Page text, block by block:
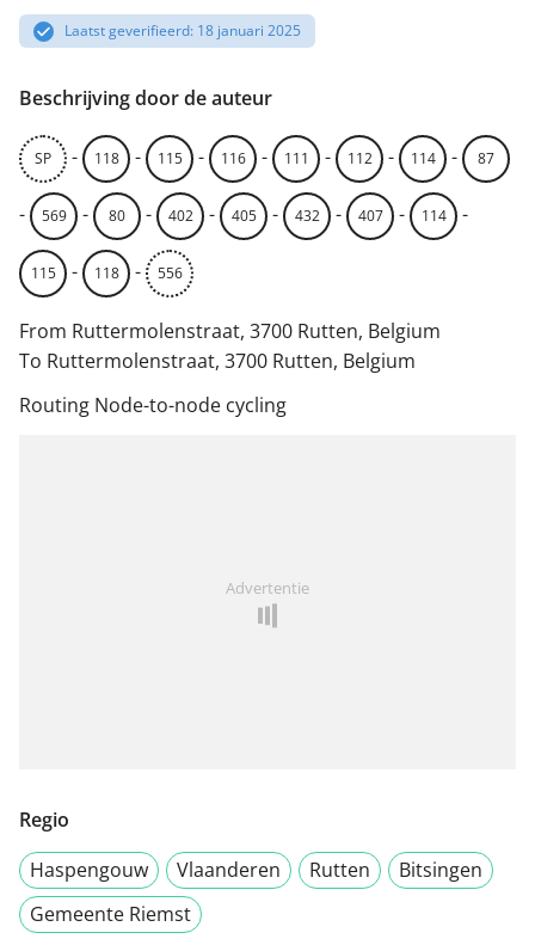
Laatst geverifieerd: 18 januari 2025
Beschrijving door de auteur
SP - 118 - 115 - 116 - 111 - 112 - 114 - 87
- 569 - 80 - 402 - 405 - 432 - 407 - 114 -
115 - 118 - 556
From Ruttermolenstraat, 3700 Rutten, Belgium
To Ruttermolenstraat, 3700 Rutten, Belgium
Routing Node-to-node cycling
Advertentie
Regio
Haspengouw
Vlaanderen Rutten
Bitsingen
Gemeente Riemst